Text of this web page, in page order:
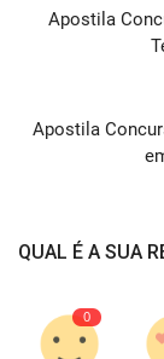
Apostila
Apostila
QUAL É A SUA
0